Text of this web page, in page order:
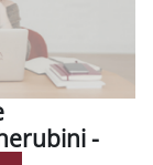
-